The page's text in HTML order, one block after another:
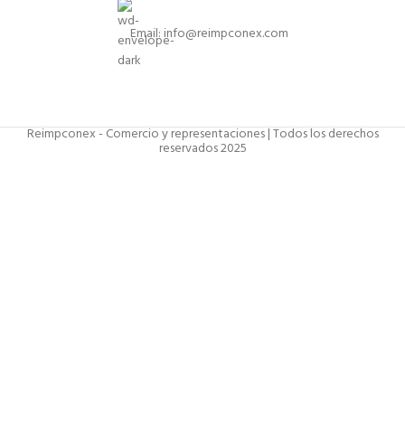
Email: info@reimpconex.com
Reimpconex - Comercio y representaciones | Todos los derechos
reservados 2025